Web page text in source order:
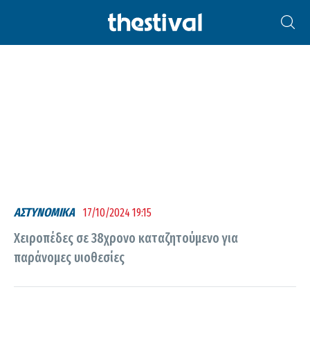
ΠΑΡΆΝΟΜΕΣ ΥΙΟΘΕΣΊΕΣ
ΑΣΤΥΝΟΜΙΚΑ 17/10/2024 19:15
Χειροπέδες σε 38χρονο καταζητούμενο για
παράνομες υιοθεσίες